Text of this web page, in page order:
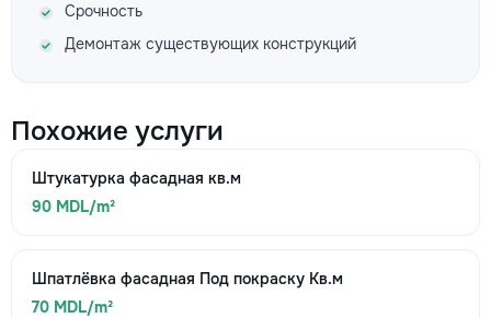
Срочность
Демонтаж существующих конструкций
Похожие услуги
Штукатурка фасадная кв.м
90 MDL/m²
Шпатлёвка фасадная Под покраску Кв.м
70 MDL/m²